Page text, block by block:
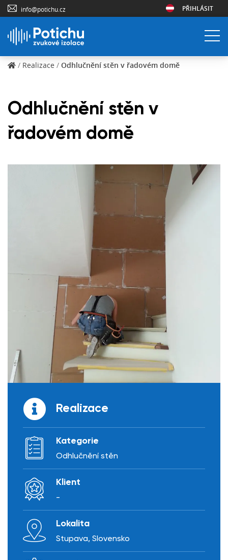
info@potichu.cz PŘIHLÁSIT
/ Realizace / Odhlučnění stěn v řadovém domě
Odhlučnění stěn v
řadovém domě
Realizace
Kategorie
Odhlučnění stěn
Klient
-
Lokalita
Stupava, Slovensko